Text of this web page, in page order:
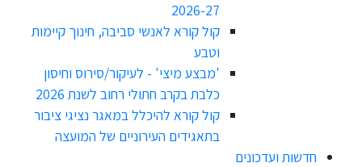
2026-27
קול קורא לאנשי סביבה, חינוך קיימות
וטבע
'מבצע מיצי' - לעיקור/סירוס וחיסון
כלבת בקרב חתולי רחוב לשנת 2026
קול קורא להיכלל במאגר נציגי ציבור
בתאגידים העירוניים של המועצה
חדשות ועדכונים